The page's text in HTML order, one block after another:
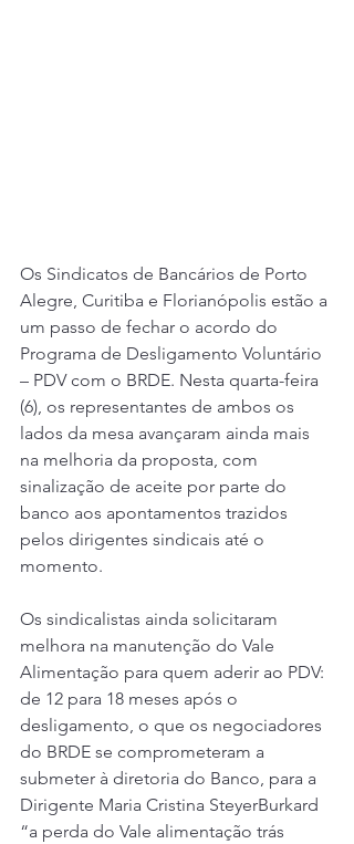
Os Sindicatos de Bancários de Porto
Alegre, Curitiba e Florianópolis estão a
um passo de fechar o acordo do
Programa de Desligamento Voluntário
– PDV com o BRDE. Nesta quarta-feira
(6), os representantes de ambos os
lados da mesa avançaram ainda mais
na melhoria da proposta, com
sinalização de aceite por parte do
banco aos apontamentos trazidos
pelos dirigentes sindicais até o
momento.
Os sindicalistas ainda solicitaram
melhora na manutenção do Vale
Alimentação para quem aderir ao PDV:
de 12 para 18 meses após o
desligamento, o que os negociadores
do BRDE se comprometeram a
submeter à diretoria do Banco, para a
Dirigente Maria Cristina SteyerBurkard
“a perda do Vale alimentação trás